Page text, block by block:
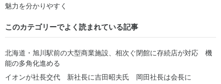
魅力を分かりやすく
このカテゴリーでよく読まれている記事
北海道・旭川駅前の大型商業施設、相次ぐ閉館に存続店が対応 機
能の多角化進める
イオンが社長交代 新社長に吉田昭夫氏 岡田社長は会長に